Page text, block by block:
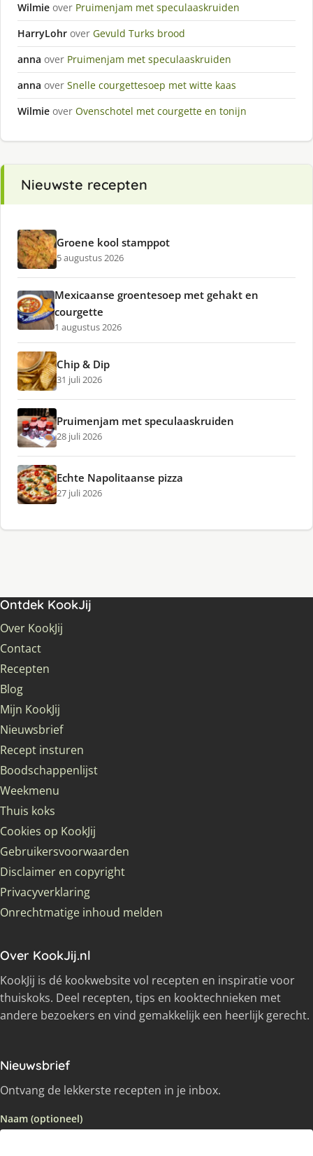
Wilmie over Pruimenjam met speculaaskruiden
HarryLohr over Gevuld Turks brood
anna over Pruimenjam met speculaaskruiden
anna over Snelle courgettesoep met witte kaas
Wilmie over Ovenschotel met courgette en tonijn
Nieuwste recepten
Groene kool stamppot
5 augustus 2026
Mexicaanse groentesoep met gehakt en
courgette
1 augustus 2026
Chip & Dip
31 juli 2026
Pruimenjam met speculaaskruiden
28 juli 2026
Echte Napolitaanse pizza
27 juli 2026
Ontdek KookJij
Over KookJij
Contact
Recepten
Blog
Mijn KookJij
Nieuwsbrief
Recept insturen
Boodschappenlijst
Weekmenu
Thuis koks
Cookies op KookJij
Gebruikersvoorwaarden
Disclaimer en copyright
Privacyverklaring
Onrechtmatige inhoud melden
Over KookJij.nl
KookJij is dé kookwebsite vol recepten en inspiratie voor
thuiskoks. Deel recepten, tips en kooktechnieken met
andere bezoekers en vind gemakkelijk een heerlijk gerecht.
Nieuwsbrief
Ontvang de lekkerste recepten in je inbox.
Naam (optioneel)